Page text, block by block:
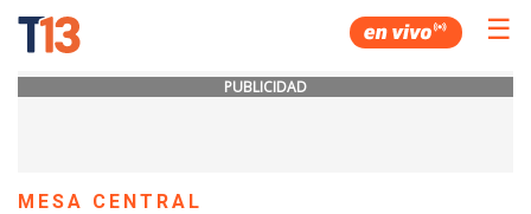
☰
PUBLICIDAD
MESA CENTRAL